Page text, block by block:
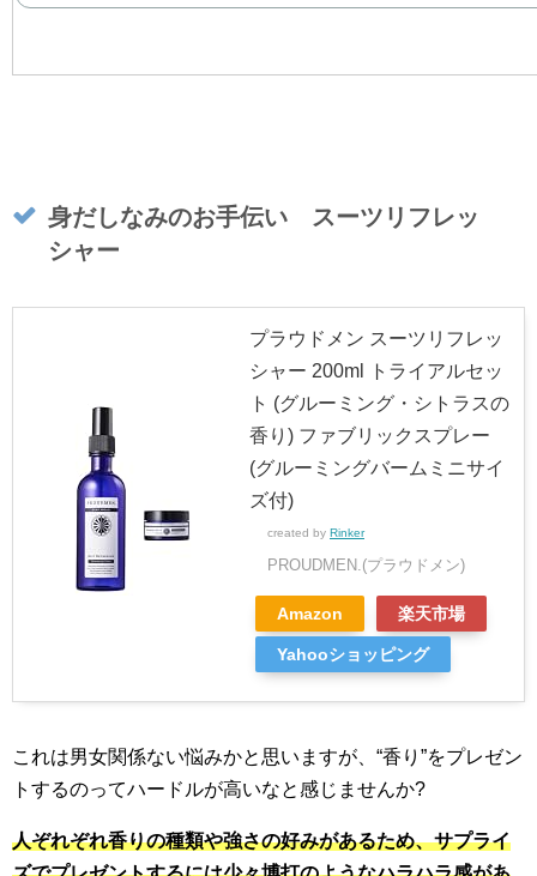
身だしなみのお手伝い スーツリフレッ
シャー
プラウドメン スーツリフレッ
シャー 200ml トライアルセッ
ト (グルーミング・シトラスの
香り) ファブリックスプレー
(グルーミングバームミニサイ
ズ付)
created by Rinker
PROUDMEN.(プラウドメン)
Amazon 楽天市場
Yahooショッピング
これは男女関係ない悩みかと思いますが、“香り”をプレゼン
トするのってハードルが高いなと感じませんか?
人ぞれぞれ香りの種類や強さの好みがあるため、サプライ